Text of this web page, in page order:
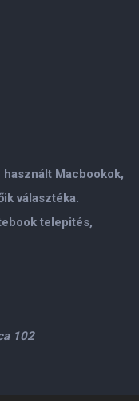
Macbookok,
választéka.
telepités,
102